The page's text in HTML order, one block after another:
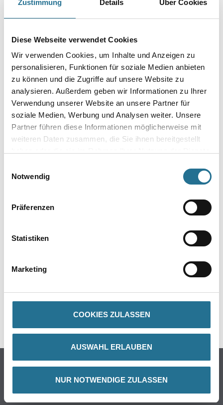
Zustimmung Details Über Cookies
Diese Webseite verwendet Cookies
Wir verwenden Cookies, um Inhalte und Anzeigen zu
personalisieren, Funktionen für soziale Medien anbieten
zu können und die Zugriffe auf unsere Website zu
analysieren. Außerdem geben wir Informationen zu Ihrer
Verwendung unserer Website an unsere Partner für
soziale Medien, Werbung und Analysen weiter. Unsere
Partner führen diese Informationen möglicherweise mit
weiteren Daten zusammen, die Sie ihnen bereitgestellt
Notwendig
Präferenzen
Statistiken
Marketing
COOKIES ZULASSEN
AUSWAHL ERLAUBEN
NUR NOTWENDIGE ZULASSEN
MPlus MultiVorstrich 10,0
Engel NEU
8001-003349
Bitte einloggen, um Preise zu
MPlus MultiVorstrich 5,0 kg
NEU
8001-003350
Bitte einloggen, um Preise zu
PRODUKTEIGENSCHAFTEN
Produkteigenschaft
GEFAHRENHINWEISE
DATENBLÄTTER
SPEZIFIKATIONEN
Online-Shop
WDV-Systeme